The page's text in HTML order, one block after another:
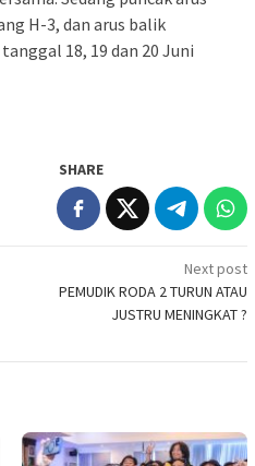
H-3, dan arus balik
18, 19 dan 20 Juni
SHARE
Next post
PEMUDIK RODA 2 TURUN ATAU
JUSTRU MENINGKAT ?